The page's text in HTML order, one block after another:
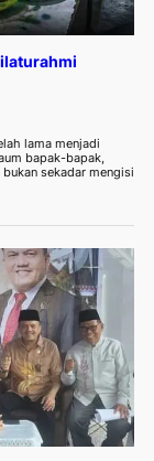
lama menjadi
bapak-bapak,
sekadar mengisi